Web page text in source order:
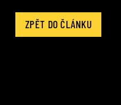
ZPĚT DO ČLÁNKU